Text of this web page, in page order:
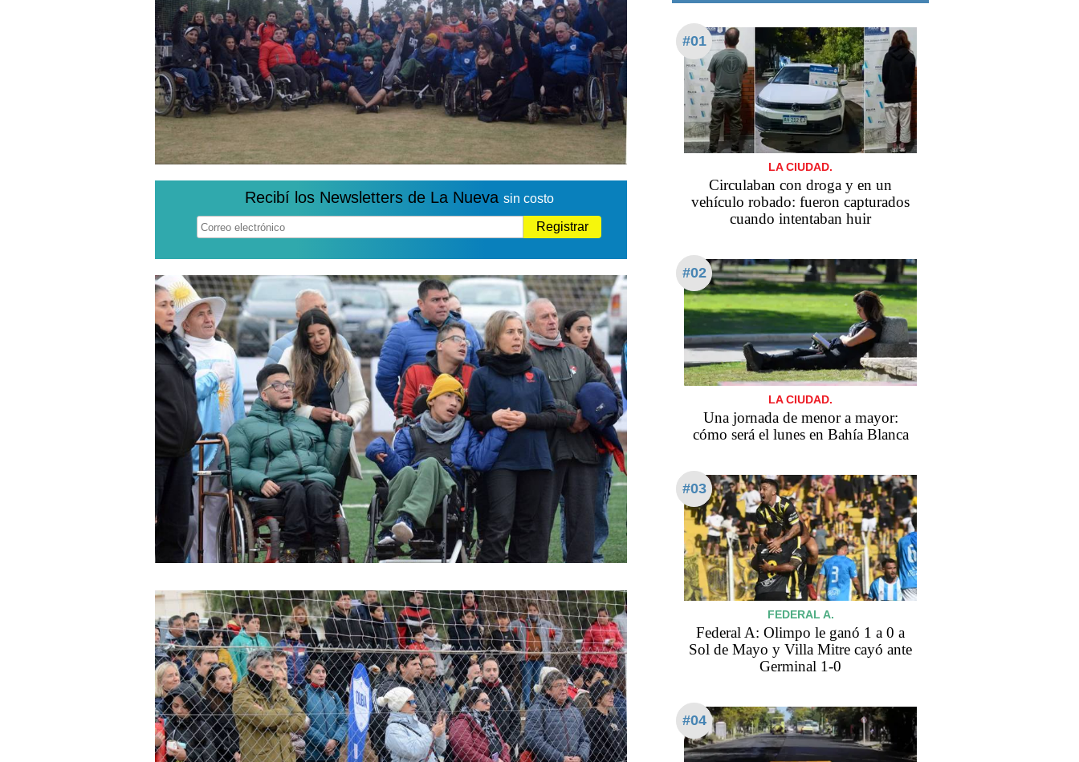
Recibí los Newsletters de La Nueva sin costo
Registrar
#01
LA CIUDAD.
Circulaban con droga y en un
vehículo robado: fueron capturados
cuando intentaban huir
#02
LA CIUDAD.
Una jornada de menor a mayor:
cómo será el lunes en Bahía Blanca
#03
FEDERAL A.
Federal A: Olimpo le ganó 1 a 0 a
Sol de Mayo y Villa Mitre cayó ante
Germinal 1-0
#04